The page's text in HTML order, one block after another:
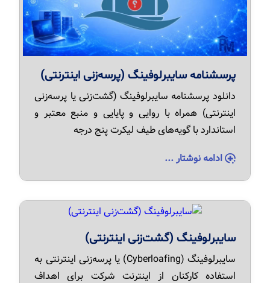
پرسشنامه سایبرلوفینگ (پرسه‌زنی اینترنتی)
دانلود پرسشنامه سایبرلوفینگ (گشت‌زنی یا پرسه‌زنی
اینترنتی) همراه با روایی و پایایی و منبع معتبر و
استاندارد با گویه‌های طیف لیکرت پنج درجه
ادامه نوشتار ...
سایبرلوفینگ (گشت‌زنی اینترنتی)
سایبرلوفینگ (Cyberloafing) یا پرسه‌زنی اینترنتی به
استفاده کارکنان از اینترنت شرکت برای اهداف